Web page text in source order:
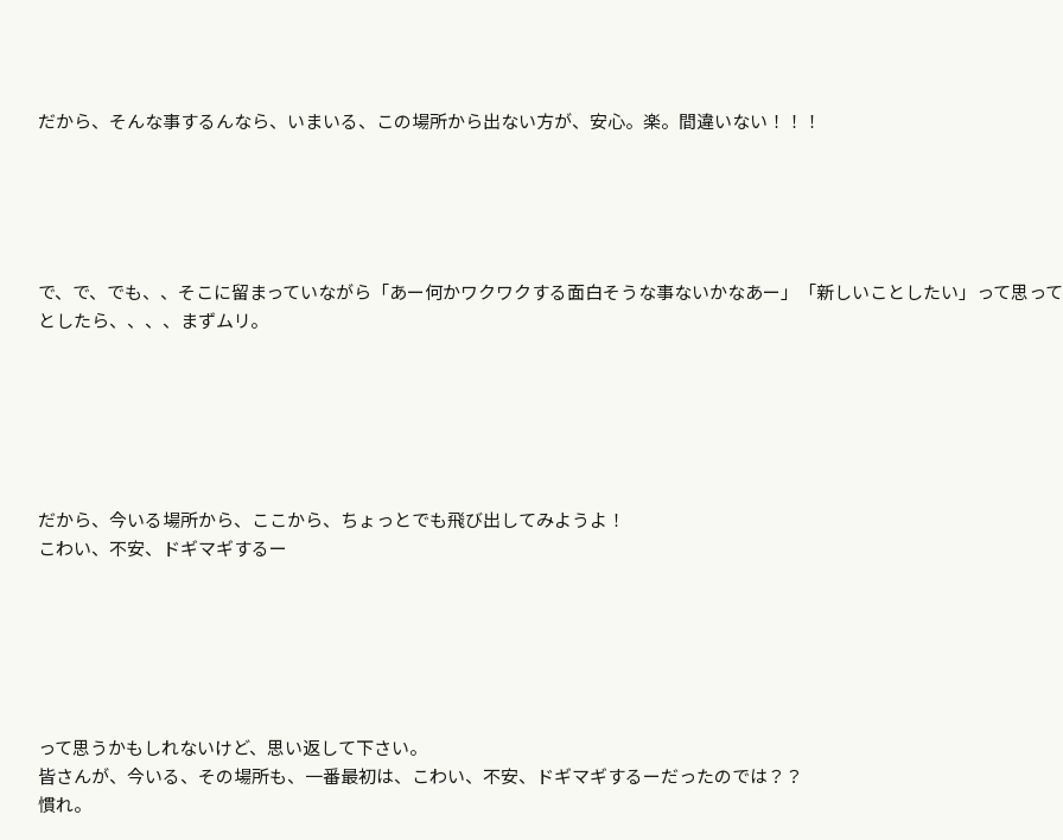
だから、そんな事するんなら、いまいる、この場所から出ない方が、安心。楽。間違いない！！！
で、で、でも、、そこに留まっていながら「あー何かワクワクする面白そうな事ないかなあー」「新しいことしたい」って思っ
としたら、、、、まずムリ。
だから、今いる場所から、ここから、ちょっとでも飛び出してみようよ！
こわい、不安、ドギマギするー
って思うかもしれないけど、思い返して下さい。
皆さんが、今いる、その場所も、一番最初は、こわい、不安、ドギマギするーだったのでは？？
慣れ。